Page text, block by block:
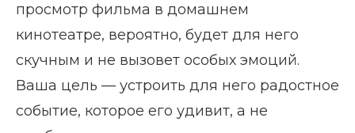
просмотр фильма в домашнем
кинотеатре, вероятно, будет для него
скучным и не вызовет особых эмоций.
Ваша цель — устроить для него радостное
событие, которое его удивит, а не